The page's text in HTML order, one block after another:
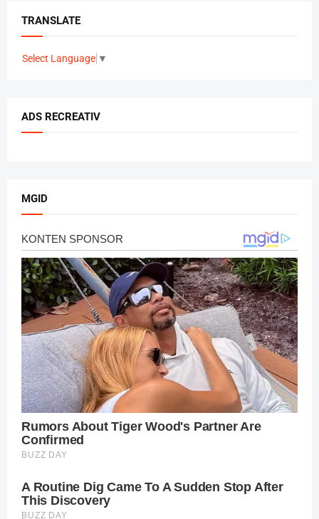
TRANSLATE
Select Language ▼
ADS RECREATIV
MGID